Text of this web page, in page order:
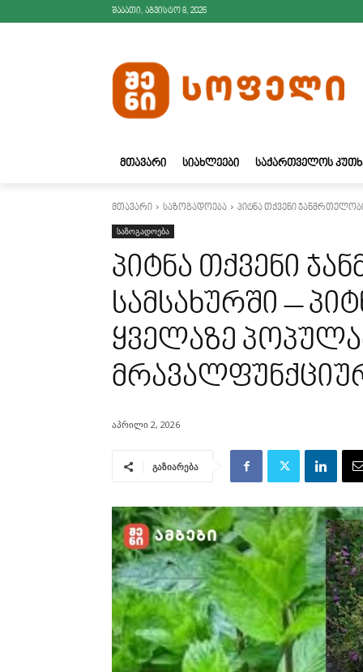
შაბათი, აგვისტო 8, 2026
ᲛᲗᲐᲕᲐᲠᲘ ᲡᲘᲐᲮᲚᲔᲔᲑᲘ ᲡᲐᲥᲐᲠᲗᲕᲔᲚᲝᲡ
მთავარი საზოგადოება პიტნა თქვენი
საზოგადოება
პიტნა თქვენი
სამსახურში –
ყველაზე
აპრილი 2, 2026
გაზიარება